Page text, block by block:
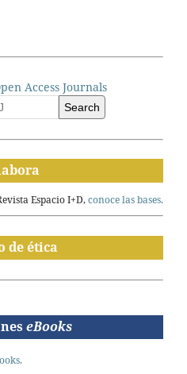
Search
Espacio I+D,conoce las bases.
de ética
eBooks